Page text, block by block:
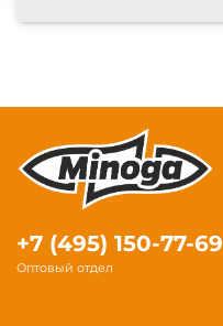
+7 (495) 150-77-69
Оптовый отдел